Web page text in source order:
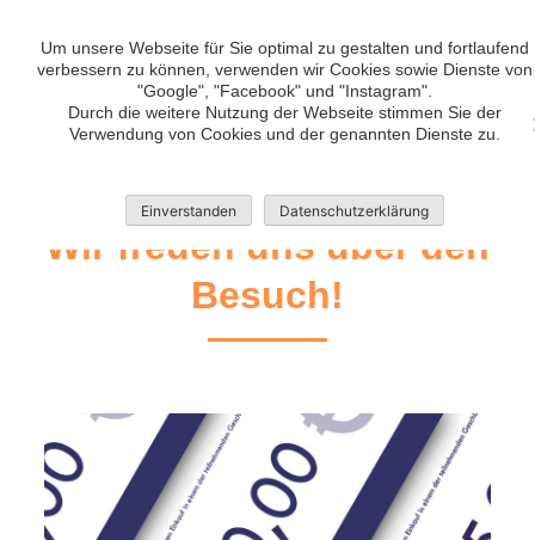
content
bvv Bad Bramstedt •
Wir tun was, mach doch mit!
Wir freuen uns über den
Besuch!
Um unsere Webseite für Sie optimal zu gestalten und fortlaufend
verbessern zu können, verwenden wir Cookies sowie Dienste von
"Google", "Facebook" und "Instagram".
Durch die weitere Nutzung der Webseite stimmen Sie der
Verwendung von Cookies und der genannten Dienste zu.
Einverstanden Datenschutzerklärung